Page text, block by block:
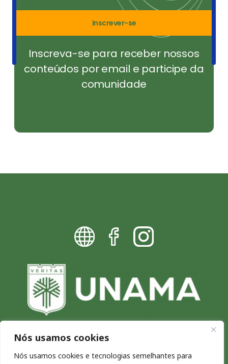
Nós usamos cookies
Nós usamos cookies e tecnologias semelhantes para
Inscrever-se
Inscreva-se para receber nossos
conteúdos por email e participe da
comunidade
Blog da UNAMA - Excelência por